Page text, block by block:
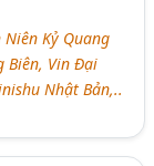
Niên Kỷ Quang
Biên, Vin Đại
Nhật Bản,..